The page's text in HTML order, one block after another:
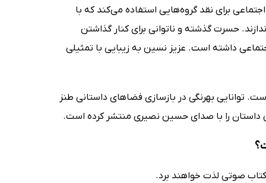
برای نقد گروه‌هایی استفاده می‌کند که با
حسرت گذشته و ناتوانی برای کنار گذاشتن
داشته است. عزیز نسین به زیبایی با تمثیلی
بهرنگی در بازسازی فضاهای داستانی طنز
را با صدای حسین نصیری منتشر کرده است.
صوتی لذت خواهند برد.